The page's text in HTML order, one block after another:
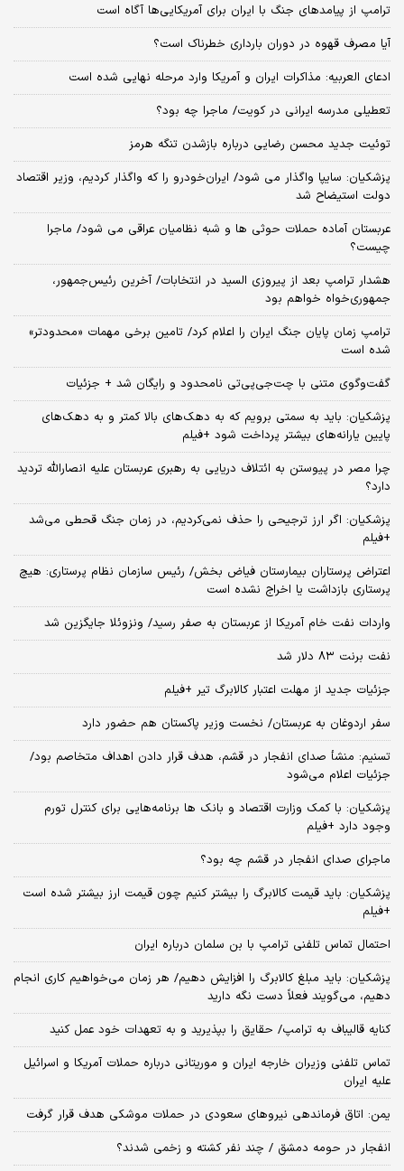
ترامپ از پیامدهای جنگ با ایران برای آمریکایی‌ها آگاه است
آیا مصرف قهوه در دوران بارداری خطرناک است؟
ادعای العربیه: مذاکرات ایران و آمریکا وارد مرحله نهایی شده است
تعطیلی مدرسه ایرانی در کویت/ ماجرا چه بود؟
توئیت جدید محسن رضایی درباره بازشدن تنگه هرمز
پزشکیان: سایپا واگذار می شود/ ایران‌خودرو را که واگذار کردیم، وزیر اقتصاد
دولت استیضاح شد
عربستان آماده حملات حوثی ها و شبه نظامیان عراقی می شود/ ماجرا
چیست؟
هشدار ترامپ بعد از پیروزی السید در انتخابات/ آخرین رئیس‌جمهور،
جمهوری‌خواه خواهم بود
ترامپ زمان پایان جنگ ایران را اعلام کرد/ تامین برخی مهمات «محدودتر»
شده است
گفت‌وگوی متنی با چت‌جی‌پی‌تی نامحدود و رایگان شد + جزئیات
پزشکیان: باید به سمتی برویم که به دهک‌های بالا کمتر و به دهک‌های
پایین یارانه‌های بیشتر پرداخت شود +فیلم
چرا مصر در پیوستن به ائتلاف دریایی به رهبری عربستان علیه انصارالله تردید
دارد؟
پزشکیان: اگر ارز ترجیحی را حذف نمی‌کردیم، در زمان جنگ قحطی می‌شد
+فیلم
اعتراض پرستاران بیمارستان فیاض بخش/ رئیس سازمان نظام پرستاری: هیچ
پرستاری بازداشت یا اخراج نشده است
واردات نفت خام آمریکا از عربستان به صفر رسید/ ونزوئلا جایگزین شد
نفت برنت ۸۳ دلار شد
جزئیات جدید از مهلت اعتبار کالابرگ تیر +فیلم
سفر اردوغان به عربستان/ نخست وزیر پاکستان هم حضور دارد
تسنیم: منشأ صدای انفجار در قشم، هدف قرار دادن اهداف متخاصم بود/
جزئیات اعلام می‌شود
پزشکیان: با کمک وزارت اقتصاد و بانک ها برنامه‌هایی برای کنترل تورم
وجود دارد +فیلم
ماجرای صدای انفجار در قشم چه بود؟
پزشکیان: باید قیمت کالابرگ را بیشتر کنیم چون قیمت ارز بیشتر شده است
+فیلم
احتمال تماس تلفنی ترامپ با بن سلمان درباره ایران
پزشکیان: باید مبلغ کالابرگ را افزایش دهیم/ هر زمان می‌خواهیم کاری انجام
دهیم، می‌گویند فعلاً دست نگه دارید
کنایه قالیباف به ترامپ/ حقایق را بپذیرید و به تعهدات خود عمل کنید
تماس تلفنی وزیران خارجه ایران و موریتانی درباره حملات آمریکا و اسرائیل
علیه ایران
یمن: اتاق فرماندهی نیروهای سعودی در حملات موشکی هدف قرار گرفت
انفجار در حومه دمشق / چند نفر کشته و زخمی شدند؟